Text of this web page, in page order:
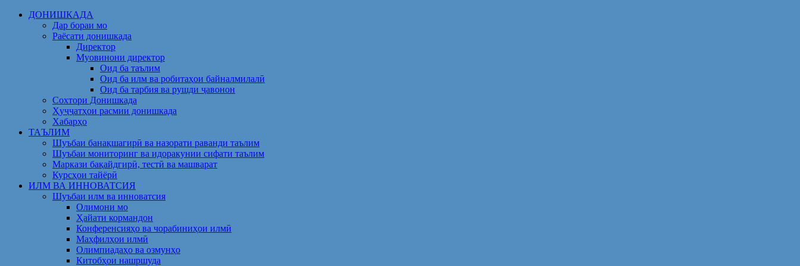
Skip
ДОНИШКАДА
Дар бораи мо
Раёсати донишкада
Директор
Муовинони директор
Оид ба таълим
Оид ба илм ва робитаҳои байналмилалӣ
Оид ба тарбия ва рушди ҷавонон
Сохтори Донишкада
Ҳуҷҷатҳои расмии донишкада
Хабарҳо
ТАЪЛИМ
Шуъбаи банақшагирӣ ва назорати раванди таълим
Шуъбаи мониторинг ва идоракунии сифати таълим
Маркази бақайдгирӣ, тестӣ ва машварат
Курсҳои тайёрӣ
ИЛМ ВА ИННОВАТСИЯ
Шуъбаи илм ва инноватсия
Олимони мо
Ҳайати кормандон
Конференсияҳо ва чорабиниҳои илмӣ
Маҳфилҳои илмӣ
Олимпиадаҳо ва озмунҳо
Китобҳои нашршуда